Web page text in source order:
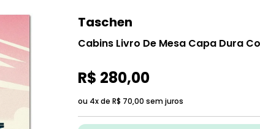
Taschen
Cabins Livro De Mesa Capa Dura
R$ 280,00
ou 4x de R$ 70,00 sem juros